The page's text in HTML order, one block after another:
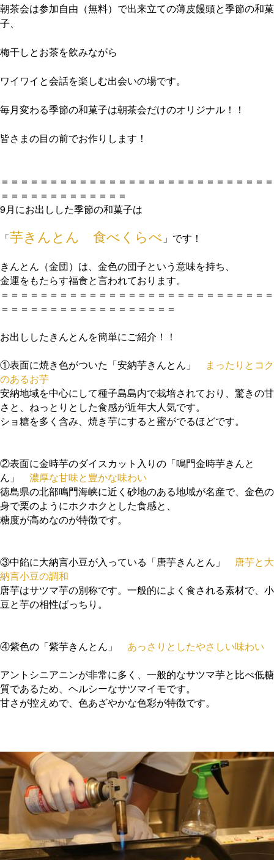
朝茶会は参加自由（無料） で出来立ての薄皮饅頭と季節の和菓
子、
梅干しとお茶を飲みながら
ワイワイと会話を楽しむ出会いの場です。
毎月変わる季節の和菓子は朝茶会だけのオリジナル！！
皆さまの目の前でお作りします！
＝＝＝＝＝＝＝＝＝＝＝＝＝＝＝＝＝＝＝＝＝＝＝＝＝＝＝＝
＝＝＝＝＝＝＝＝＝＝＝＝＝
9月にお出しした季節の和菓子は
「芋きんとん 食べくらべ 」です！
きんとん（金団）は、金色の団子という意味を持ち、
金運をもたらす福食と言われております。
＝＝＝＝＝＝＝＝＝＝＝＝＝＝＝＝＝＝＝＝＝＝＝＝＝＝＝＝
＝＝＝＝＝＝＝＝＝＝＝＝＝＝＝＝＝＝
お出ししたきんとんを簡単にご紹介！！
①表面に焼き色がついた「安納芋きんとん」
まったりとコク
のあるお芋
安納地域を中心にして種子島島内で栽培されており、驚きの甘
さと、ねっとりとした食感が近年大人気です。
ショ糖を多く含み、焼き芋にすると蜜がでるほどです。
②表面に金時芋のダイスカット入りの「鳴門金時芋きんと
ん」 濃厚な甘味と豊かな味わい
徳島県の北部鳴門海峡に近く砂地のある地域が名産で、金色の
身で栗のようにホクホクとした食感と、
糖度が高めなのが特徴です。
③中餡に大納言小豆が入っている「唐芋きんとん」 唐芋と大
納言小豆の調和
唐芋はサツマ芋の別称です。一般的によく食される素材で、小
豆と芋の相性ばっちり。
④紫色の「紫芋きんとん」 あっさりとしたやさしい味わい
アントシニアニンが非常に多く、一般的なサツマ芋と比べ低糖
質であるため、ヘルシーなサツマイモです。
甘さが控えめで、色あざやかな色彩が特徴です。